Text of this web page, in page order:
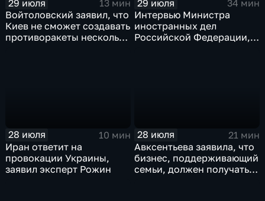
29 июля
13 мин
Войтоловский заявил, что
Киев не сможет создавать
противоракеты несколько
29 июля
34 мин
Интервью Министра
иностранных дел
Российской Федерации,
28 июля
10 мин
Иран ответит на
провокации Украины,
заявил эксперт Рожин
28 июля
21 мин
Авксентьева заявила, что
бизнес, поддерживающий
семьи, должен получать